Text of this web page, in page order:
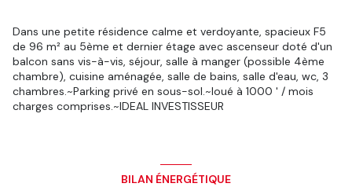
Dans une petite résidence calme et verdoyante, spacieux F5
de 96 m² au 5ème et dernier étage avec ascenseur doté d'un
balcon sans vis-à-vis, séjour, salle à manger (possible 4ème
chambre), cuisine aménagée, salle de bains, salle d'eau, wc, 3
chambres.~Parking privé en sous-sol.~loué à 1000 ' / mois
charges comprises.~IDEAL INVESTISSEUR
BILAN ÉNERGÉTIQUE